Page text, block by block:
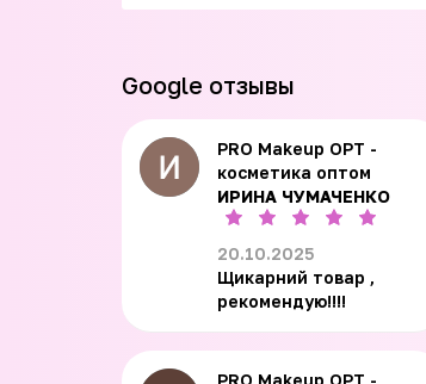
Google отзывы
PRO Makeup OPT -
косметика оптом
ИРИНА ЧУМАЧЕНКО
20.10.2025
Щикарний товар ,
рекомендую!!!!